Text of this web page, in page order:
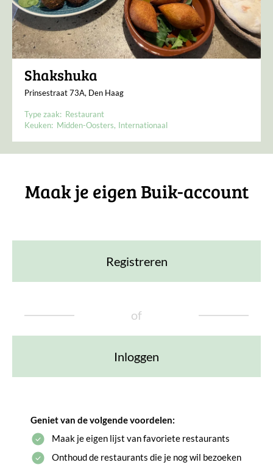
Shakshuka
Prinsestraat 73A, Den Haag
Type zaak: Restaurant
Keuken: Midden-Oosters Internationaal
Maak je eigen Buik-account
Registreren
of
Inloggen
Geniet van de volgende voordelen:
Maak je eigen lijst van favoriete restaurants
Onthoud de restaurants die je nog wil bezoeken